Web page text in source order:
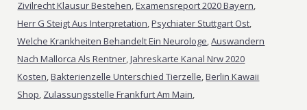
Zivilrecht Klausur Bestehen,Examensreport 2020 Bayern,
Herr G Steigt Aus Interpretation,Psychiater Stuttgart Ost,
Welche Krankheiten Behandelt Ein Neurologe,Auswandern
Nach Mallorca Als Rentner,Jahreskarte Kanal Nrw 2020
Kosten,Bakterienzelle Unterschied Tierzelle,Berlin Kawaii
Shop, Zulassungsstelle Frankfurt Am Main,